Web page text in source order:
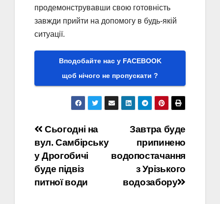
продемонструвавши свою готовність
завжди прийти на допомогу в будь-якій
ситуації.
Вподобайте нас у FACEBOOK
щоб нічого не пропускати ?
Навігація
записів
Завтра буде
припинено
водопостачання
з Урізького
водозабору
Сьогодні на
вул. Самбірську
у Дрогобичі
буде підвіз
питної води